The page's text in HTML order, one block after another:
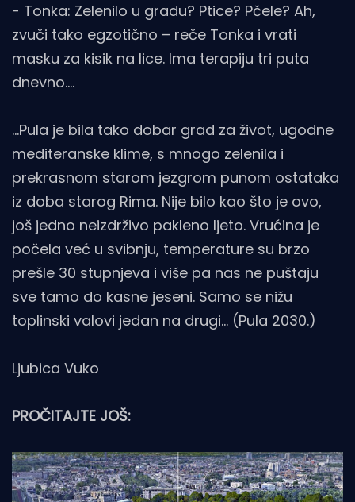
- Tonka: Zelenilo u gradu? Ptice? Pčele? Ah,
zvuči tako egzotično – reče Tonka i vrati
masku za kisik na lice. Ima terapiju tri puta
dnevno....
...Pula je bila tako dobar grad za život, ugodne
mediteranske klime, s mnogo zelenila i
prekrasnom starom jezgrom punom ostataka
iz doba starog Rima. Nije bilo kao što je ovo,
još jedno neizdrživo pakleno ljeto. Vrućina je
počela već u svibnju, temperature su brzo
prešle 30 stupnjeva i više pa nas ne puštaju
sve tamo do kasne jeseni. Samo se nižu
toplinski valovi jedan na drugi... (Pula 2030.)
Ljubica Vuko
PROČITAJTE JOŠ: